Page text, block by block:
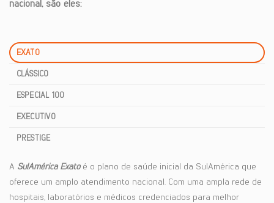
nacional, são eles:
EXATO
CLÁSSICO
ESPECIAL 100
EXECUTIVO
PRESTIGE
A SulAmérica Exatoé o plano de saúde inicial da SulAmérica que
oferece um amplo atendimento nacional. Com uma ampla rede de
hospitais, laboratórios e médicos credenciados para melhor